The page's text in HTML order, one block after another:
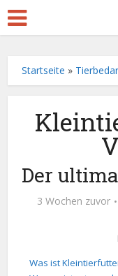
Startseite »
Der
3 Wochen zuvor
Was ist